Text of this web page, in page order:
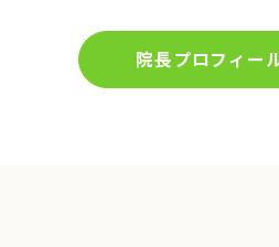
院長プロフィー